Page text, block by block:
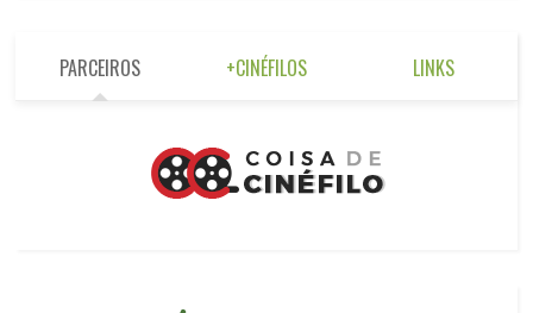
PARCEIROS +CINÉFILOS LINKS